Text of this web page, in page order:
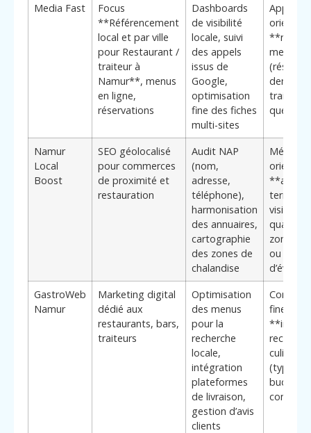
Media Fast
Focus
**Référencement
local et par ville
pour Restaurant /
traiteur à
Namur**, menus
en ligne,
réservations
Dashboards
de visibilité
locale, suivi
des appels
issus de
Google,
optimisation
fine des fiches
multi-sites
orientée
traiteur)
que
Namur
Local
Boost
SEO géolocalisé
pour commerces
de proximité et
restauration
Audit NAP
(nom,
adresse,
téléphone),
harmonisation
des annuaires,
cartographie
des zones de
chalandise
orientée
visibilité
quartier,
zone de
ou
GastroWeb
Namur
Marketing digital
dédié aux
restaurants, bars,
traiteurs
Optimisation
des menus
pour la
recherche
locale,
intégration
plateformes
de livraison,
gestion d’avis
clients
fine des
(type de
budget,